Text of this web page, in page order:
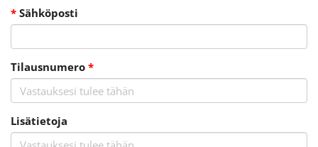
* Sähköposti
Tilausnumero *
Lisätietoja